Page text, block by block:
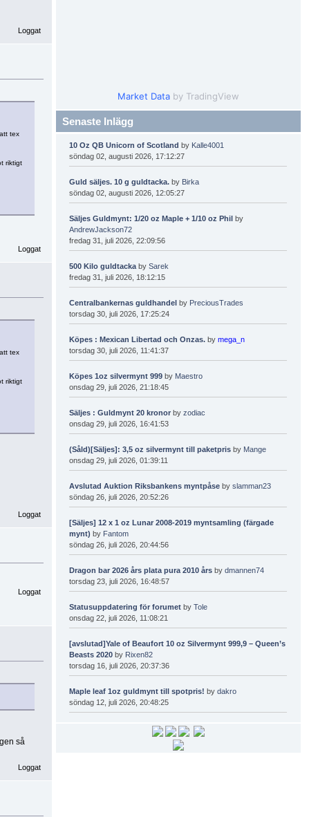
Loggat
tex
riktigt
Loggat
tex
riktigt
Loggat
Loggat
så
Loggat
Market Data by TradingView
Senaste Inlägg
10 Oz QB Unicorn of Scotland by Kalle4001
söndag 02, augusti 2026, 17:12:27
Guld säljes. 10 g guldtacka. by Birka
söndag 02, augusti 2026, 12:05:27
Säljes Guldmynt: 1/20 oz Maple + 1/10 oz Phil by
AndrewJackson72
fredag 31, juli 2026, 22:09:56
500 Kilo guldtacka bySarek
fredag 31, juli 2026, 18:12:15
Centralbankernas guldhandel by PreciousTrades
torsdag 30, juli 2026, 17:25:24
Köpes : Mexican Libertad och Onzas. bymega_n
torsdag 30, juli 2026, 11:41:37
Köpes 1oz silvermynt 999 by Maestro
onsdag 29, juli 2026, 21:18:45
Säljes : Guldmynt 20 kronorbyzodiac
onsdag 29, juli 2026, 16:41:53
(Såld)[Säljes]: 3,5 oz silvermynt till paketpris by Mange
onsdag 29, juli 2026, 01:39:11
Avslutad Auktion Riksbankens myntpåse byslamman23
söndag 26, juli 2026, 20:52:26
[Säljes] 12 x 1 oz Lunar 2008-2019 myntsamling (färgade
mynt) by Fantom
söndag 26, juli 2026, 20:44:56
Dragon bar 2026 års plata pura 2010 års bydmannen74
torsdag 23, juli 2026, 16:48:57
Statusuppdatering för forumet byTole
onsdag 22, juli 2026, 11:08:21
[avslutad]Yale of Beaufort 10 oz Silvermynt 999,9 – Queen’s
Beasts 2020 by Rixen82
torsdag 16, juli 2026, 20:37:36
Maple leaf 1oz guldmynt till spotpris! bydakro
söndag 12, juli 2026, 20:48:25